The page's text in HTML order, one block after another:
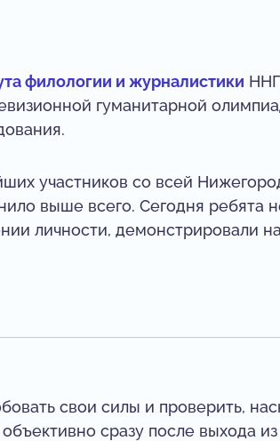
филологии и журналистики
гуманитарной
участников со всей
выше всего. Сегодня ребята
личности, демонстрировали
свои силы и проверить,
сразу после выхода